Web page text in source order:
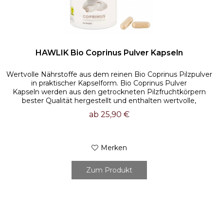
HAWLIK Bio Coprinus Pulver Kapseln
Wertvolle Nährstoffe aus dem reinen Bio Coprinus Pilzpulver
in praktischer Kapselform. Bio Coprinus Pulver
Kapseln werden aus den getrockneten Pilzfruchtkörpern
bester Qualität hergestellt und enthalten wertvolle,
pilztypische...
ab 25,90 €
Merken
Zum Produkt